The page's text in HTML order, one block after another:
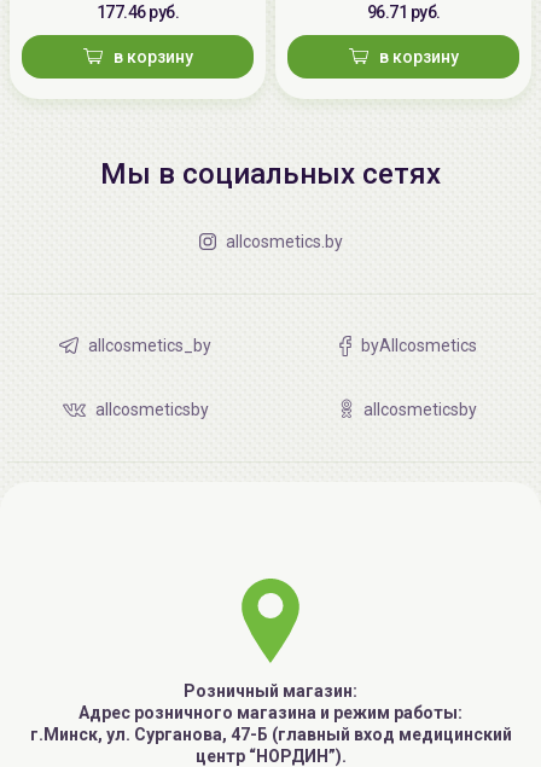
177.46 руб.
в корзину
96.71 руб.
в корзину
Мы в социальных сетях
allcosmetics.by
allcosmetics_by byAllcosmetics
allcosmeticsby allcosmeticsby
Розничный магазин:
Адрес розничного магазина и режим работы:
г.Минск, ул. Сурганова, 47-Б (главный вход медицинский
центр “НОРДИН”).